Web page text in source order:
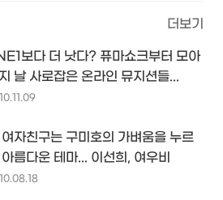
더보기
보다 더 낫다? 퓨마쇼크부터 모아
날 사로잡은 온라인 뮤지션들...
자친구는 구미호의 가벼움을 누르
름다운 테마... 이선희, 여우비